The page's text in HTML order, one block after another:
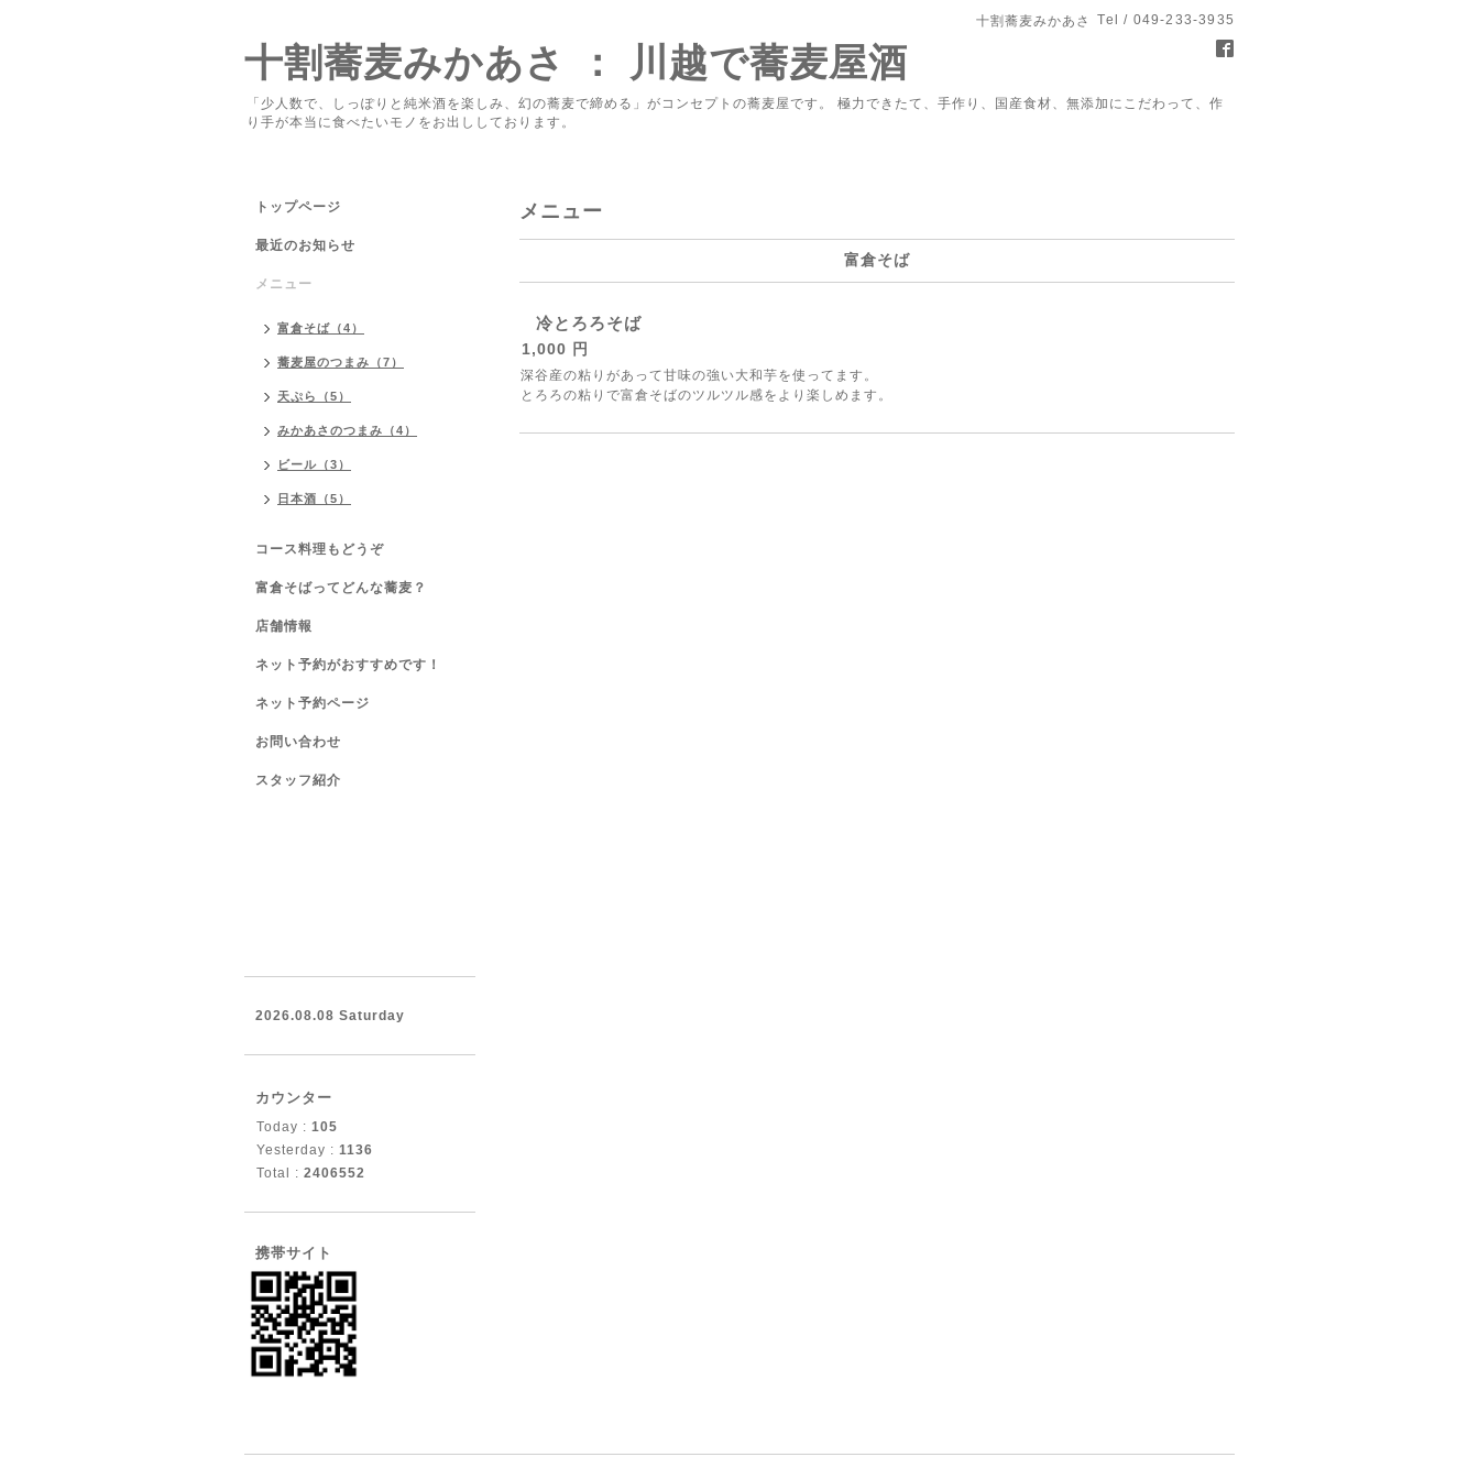
十割蕎麦みかあさ Tel / 049-233-3935
十割蕎麦みかあさ ： 川越で蕎麦屋酒
「少人数で、しっぽりと純米酒を楽しみ、幻の蕎麦で締める」がコンセプトの蕎麦屋です。 極力できたて、手作り、国産食材、無添加にこだわって、作
り手が本当に食べたいモノをお出ししております。
メニュー
富倉そば
冷とろろそば
1,000 円
深谷産の粘りがあって甘味の強い大和芋を使ってます。
とろろの粘りで富倉そばのツルツル感をより楽しめます。
トップページ
最近のお知らせ
メニュー
富倉そば（4）
蕎麦屋のつまみ（7）
天ぷら（5）
みかあさのつまみ（4）
ビール（3）
日本酒（5）
コース料理もどうぞ
富倉そばってどんな蕎麦？
店舗情報
ネット予約がおすすめです！
ネット予約ページ
お問い合わせ
スタッフ紹介
2026.08.08 Saturday
カウンター
Today : 105
Yesterday : 1136
Total : 2406552
携帯サイト